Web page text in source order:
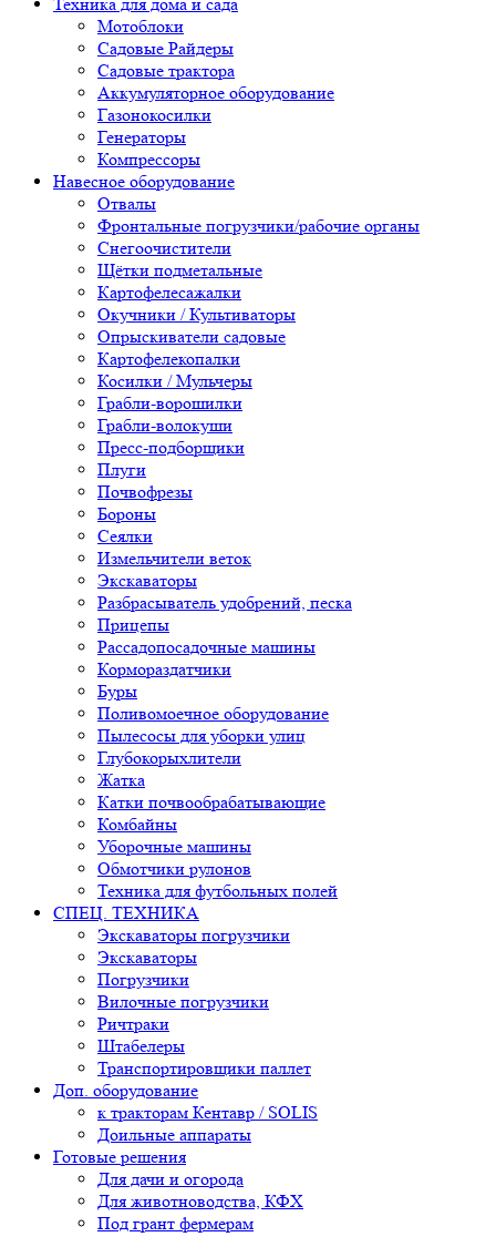
Мотоблоки
Садовые Райдеры
Садовые трактора
Аккумуляторное оборудование
Газонокосилки
Генераторы
Компрессоры
Навесное оборудование
Отвалы
Фронтальные погрузчики/рабочие органы
Снегоочистители
Щётки подметальные
Картофелесажалки
Окучники / Культиваторы
Опрыскиватели садовые
Картофелекопалки
Косилки / Мульчеры
Грабли-ворошилки
Грабли-волокуши
Пресс-подборщики
Плуги
Почвофрезы
Бороны
Сеялки
Измельчители веток
Экскаваторы
Разбрасыватель удобрений, песка
Прицепы
Рассадопосадочные машины
Кормораздатчики
Буры
Поливомоечное оборудование
Пылесосы для уборки улиц
Глубокорыхлители
Жатка
Катки почвообрабатывающие
Комбайны
Уборочные машины
Обмотчики рулонов
Техника для футбольных полей
СПЕЦ. ТЕХНИКА
Экскаваторы погрузчики
Экскаваторы
Погрузчики
Вилочные погрузчики
Ричтраки
Штабелеры
Транспортировщики паллет
Доп. оборудование
к тракторам Кентавр / SOLIS
Доильные аппараты
Готовые решения
Для дачи и огорода
Для животноводства, КФХ
Под грант фермерам